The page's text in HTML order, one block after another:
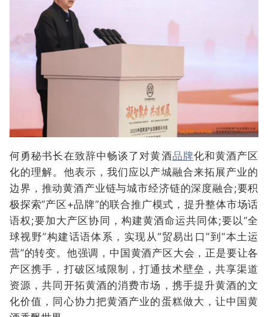
何勇秘书长在致辞中畅谈了对黄酒品牌化和黄酒产区
化的理解。他表示，我们应以产城融合来拓展产业的
边界，推动黄酒产业链与城市经济链的深度融合;要积
极探索“产区+品牌”的联合推广模式，提升整体市场话
语权;要加大产区协同，构建黄酒命运共同体;要以“全
球视野”构建话语体系，实现从“贸易出口”到“本土运
营”的转变。他强调，中国黄酒产区大会，正是要让各
产区携手，打破区域限制，打通技术壁垒，共享渠道
资源，共同开拓黄酒的消费市场，携手提升黄酒的文
化价值，同心协力把黄酒产业的蛋糕做大，让中国黄